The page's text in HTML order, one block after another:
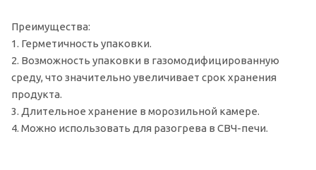
Преимущества:
1. Герметичность упаковки.
2. Возможность упаковки в газомодифицированную
среду, что значительно увеличивает срок хранения
продукта.
3. Длительное хранение в морозильной камере.
4. Можно использовать для разогрева в СВЧ-печи.